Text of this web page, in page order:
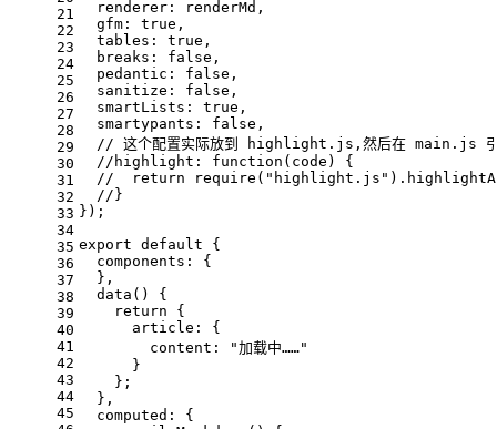
21
22
23
24
25
26
27
28
29
30
31
32
33
34
35
36
37
38
39
40
41
42
43
44
45
  renderer: renderMd,
  gfm: true,
  tables: true,
  breaks: false,
  pedantic: false,
  sanitize: false,
  smartLists: true,
  smartypants: false,
// 这个配置实际放到 highlight.js,然后在 main.js
  //highlight: function(code) {
//  return
  //}
});
export default {
  components: {
  },
  data() {
    return {
      article: {
        content: "加载中……"
      }
    };
  },
  computed: {